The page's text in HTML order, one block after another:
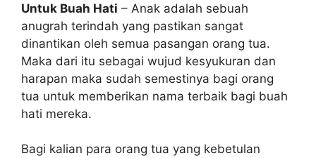
Untuk Buah Hati – Anak adalah sebuah
anugrah terindah yang pastikan sangat
dinantikan oleh semua pasangan orang tua.
Maka dari itu sebagai wujud kesyukuran dan
harapan maka sudah semestinya bagi orang
tua untuk memberikan nama terbaik bagi buah
hati mereka.
Bagi kalian para orang tua yang kebetulan